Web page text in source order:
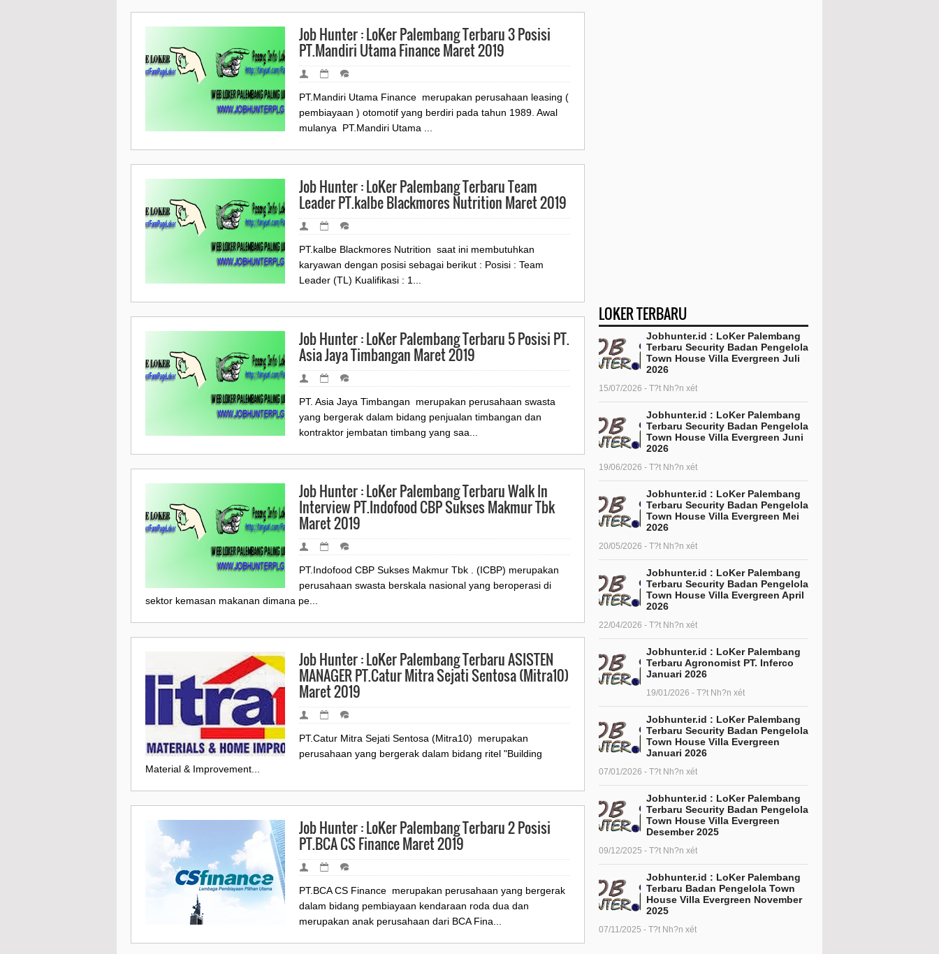
Job Hunter : LoKer Palembang Terbaru 3 Posisi
PT.Mandiri Utama Finance Maret 2019
PT.Mandiri Utama Finance merupakan perusahaan leasing (
pembiayaan ) otomotif yang berdiri pada tahun 1989. Awal
mulanya PT.Mandiri Utama ...
Job Hunter : LoKer Palembang Terbaru Team
Leader PT.kalbe Blackmores Nutrition Maret 2019
PT.kalbe Blackmores Nutrition saat ini membutuhkan
karyawan dengan posisi sebagai berikut : Posisi : Team
Leader (TL) Kualifikasi : 1...
Job Hunter : LoKer Palembang Terbaru 5 Posisi PT.
Asia Jaya Timbangan Maret 2019
PT. Asia Jaya Timbangan merupakan perusahaan swasta
yang bergerak dalam bidang penjualan timbangan dan
kontraktor jembatan timbang yang saa...
Job Hunter : LoKer Palembang Terbaru Walk In
Interview PT.Indofood CBP Sukses Makmur Tbk
Maret 2019
PT.Indofood CBP Sukses Makmur Tbk . (ICBP) merupakan
perusahaan swasta berskala nasional yang beroperasi di
sektor kemasan makanan dimana pe...
Job Hunter : LoKer Palembang Terbaru ASISTEN
MANAGER PT.Catur Mitra Sejati Sentosa (Mitra10)
Maret 2019
PT.Catur Mitra Sejati Sentosa (Mitra10) merupakan
perusahaan yang bergerak dalam bidang ritel "Building
Material & Improvement...
Job Hunter : LoKer Palembang Terbaru 2 Posisi
PT.BCA CS Finance Maret 2019
PT.BCA CS Finance merupakan perusahaan yang bergerak
dalam bidang pembiayaan kendaraan roda dua dan
merupakan anak perusahaan dari BCA Fina...
LOKER TERBARU
Jobhunter.id : LoKer Palembang
Terbaru Security Badan Pengelola
Town House Villa Evergreen Juli
2026
15/07/2026 - T?t Nh?n xét
Jobhunter.id : LoKer Palembang
Terbaru Security Badan Pengelola
Town House Villa Evergreen Juni
2026
19/06/2026 - T?t Nh?n xét
Jobhunter.id : LoKer Palembang
Terbaru Security Badan Pengelola
Town House Villa Evergreen Mei
2026
20/05/2026 - T?t Nh?n xét
Jobhunter.id : LoKer Palembang
Terbaru Security Badan Pengelola
Town House Villa Evergreen April
2026
22/04/2026 - T?t Nh?n xét
Jobhunter.id : LoKer Palembang
Terbaru Agronomist PT. Inferco
Januari 2026
19/01/2026 - T?t Nh?n xét
Jobhunter.id : LoKer Palembang
Terbaru Security Badan Pengelola
Town House Villa Evergreen
Januari 2026
07/01/2026 - T?t Nh?n xét
Jobhunter.id : LoKer Palembang
Terbaru Security Badan Pengelola
Town House Villa Evergreen
Desember 2025
09/12/2025 - T?t Nh?n xét
Jobhunter.id : LoKer Palembang
Terbaru Badan Pengelola Town
House Villa Evergreen November
2025
07/11/2025 - T?t Nh?n xét